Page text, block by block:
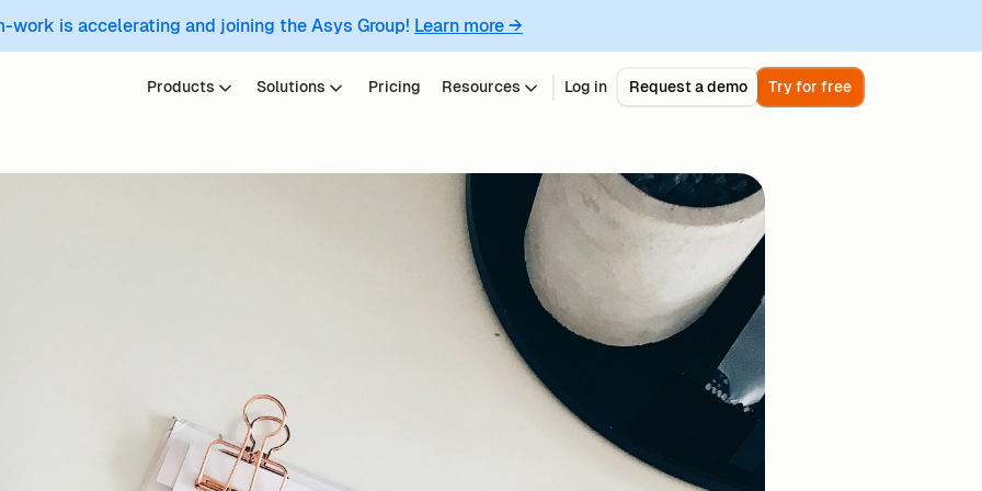
work is accelerating and joining the Asys Group! Learn more →
Products Solutions Pricing Resources Log in Request a demo Try for free